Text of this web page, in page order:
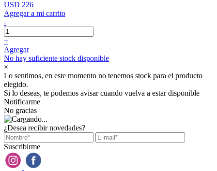
USD 226
Agregar a mi carrito
-
+
Agregar
No hay suficiente stock disponible
×
Lo sentimos, en este momento no tenemos stock para el producto
elegido.
Si lo deseas, te podemos avisar cuando vuelva a estar disponible
Notificarme
No gracias
¿Desea recibir novedades?
Suscribirme